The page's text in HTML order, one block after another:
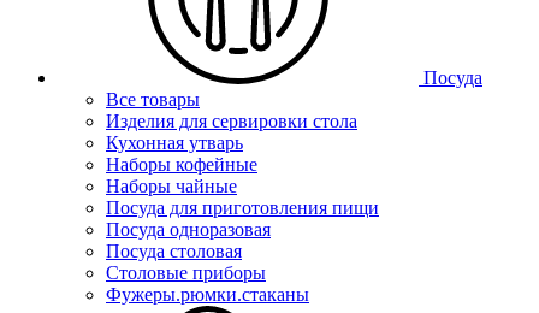
Посуда
Все товары
Изделия для сервировки стола
Кухонная утварь
Наборы кофейные
Наборы чайные
Посуда для приготовления пищи
Посуда одноразовая
Посуда столовая
Столовые приборы
Фужеры.рюмки.стаканы